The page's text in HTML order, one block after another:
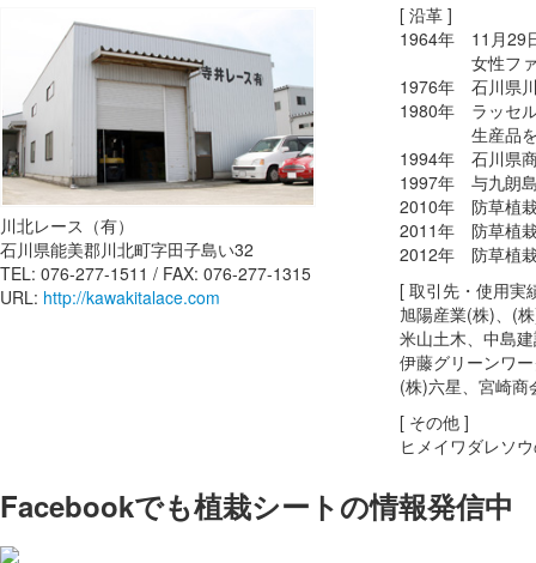
川北レース（有）
石川県能美郡川北町字田子島い32
TEL: 076-277-1511 / FAX: 076-277-1315
URL: http://kawakitalace.com
[ 沿革 ]
1964年 11月29
女性ファッシ
1976年 石川県
1980年 ラッセル
生産品を主に
1994年 石川県
1997年 与九朗
2010年 防草植
2011年 防草植
2012年 防草植栽
[ 取引先・使用実
旭陽産業(株)、(
米山土木、中島
伊藤グリーンワ
(株)六星、宮崎商
[ その他 ]
ヒメイワダレソ
Facebookでも植栽シートの情報発信中